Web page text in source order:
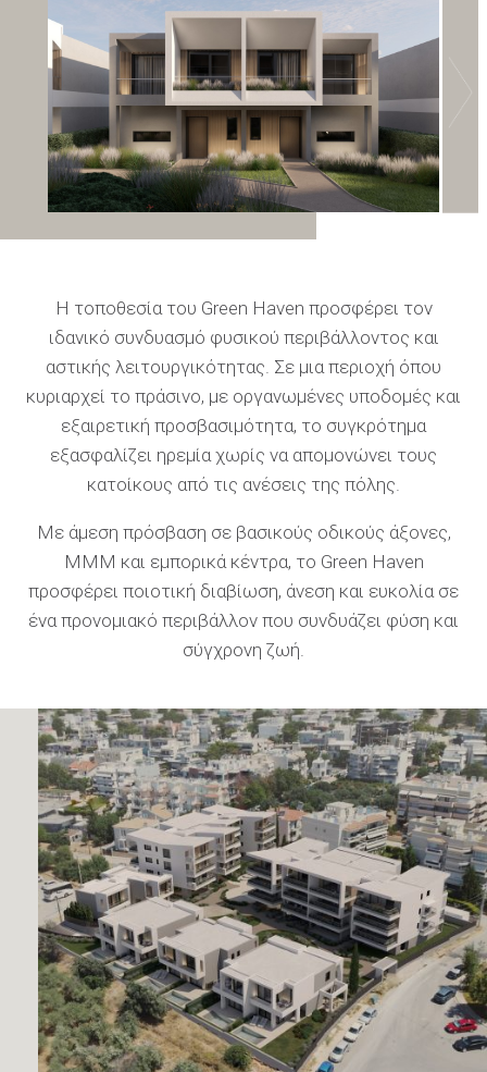
Η τοποθεσία του Green Haven προσφέρει τον
ιδανικό συνδυασμό φυσικού περιβάλλοντος και
αστικής λειτουργικότητας. Σε μια περιοχή όπου
κυριαρχεί το πράσινο, με οργανωμένες υποδομές και
εξαιρετική προσβασιμότητα, το συγκρότημα
εξασφαλίζει ηρεμία χωρίς να απομονώνει τους
κατοίκους από τις ανέσεις της πόλης.
Με άμεση πρόσβαση σε βασικούς οδικούς άξονες,
ΜΜΜ και εμπορικά κέντρα, το Green Haven
προσφέρει ποιοτική διαβίωση, άνεση και ευκολία σε
ένα προνομιακό περιβάλλον που συνδυάζει φύση και
σύγχρονη ζωή.